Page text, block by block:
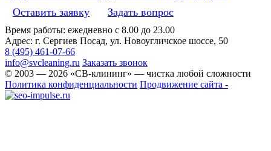
Оставить заявку Задать вопрос
Время работы: ежедневно с 8.00 до 23.00
Адрес: г. Сергиев Посад, ул. Новоугличское шоссе, 50
8 (495) 461-07-66
info@svcleaning.ru Заказать звонок
© 2003 — 2026 «СВ-клининг» — чистка любой сложности
Политика конфиденциальности Продвижение сайта -